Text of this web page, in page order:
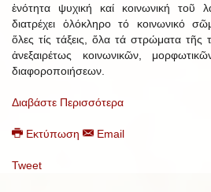
ἑνότητα ψυχική καί κοινωνική
διατρέχει ὁλόκληρο τό κοινωνικό
ὅλες τίς τάξεις, ὅλα τά στρώματα τῆς
ἀνεξαιρέτως κοινωνικῶν,
διαφοροποιήσεων.
Διαβάστε Περισσότερα
Εκτύπωση Email
Tweet